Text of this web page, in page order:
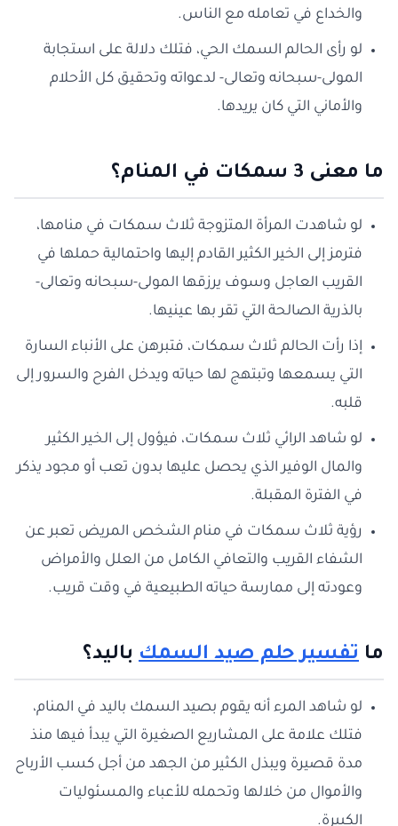
والخداع في تعامله مع الناس.
لو رأى الحالم السمك الحي، فتلك دلالة على استجابة
المولى-سبحانه وتعالى- لدعواته وتحقيق كل الأحلام
والأماني التي كان يريدها.
ما معنى 3 سمكات في المنام؟
لو شاهدت المرأة المتزوجة ثلاث سمكات في منامها،
فترمز إلى الخير الكثير القادم إليها واحتمالية حملها في
القريب العاجل وسوف يرزقها المولى-سبحانه وتعالى-
بالذرية الصالحة التي تقر بها عينيها.
إذا رأت الحالم ثلاث سمكات، فتبرهن على الأنباء السارة
التي يسمعها وتبتهج لها حياته ويدخل الفرح والسرور إلى
قلبه.
لو شاهد الرائي ثلاث سمكات، فيؤول إلى الخير الكثير
والمال الوفير الذي يحصل عليها بدون تعب أو مجود يذكر
في الفترة المقبلة.
رؤية ثلاث سمكات في منام الشخص المريض تعبر عن
الشفاء القريب والتعافي الكامل من العلل والأمراض
وعودته إلى ممارسة حياته الطبيعية في وقت قريب.
ما تفسير حلم صيد السمك باليد؟
لو شاهد المرء أنه يقوم بصيد السمك باليد في المنام،
فتلك علامة على المشاريع الصغيرة التي يبدأ فيها منذ
مدة قصيرة ويبذل الكثير من الجهد من أجل كسب الأرباح
والأموال من خلالها وتحمله للأعباء والمسئوليات
الكبيرة.